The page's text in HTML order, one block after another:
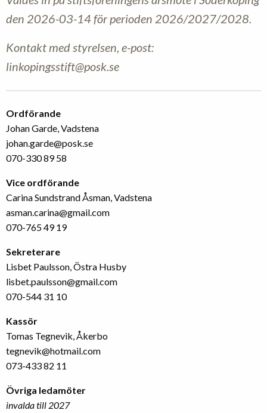
den 2026-03-14 för perioden 2026/2027/2028.
Kontakt med styrelsen, e-post:
linkopingsstift@posk.se
Ordförande
Johan Garde, Vadstena
johan.garde@posk.se
070-330 89 58
Vice ordförande
Carina Sundstrand Åsman, Vadstena
asman.carina@gmail.com
070-765 49 19
Sekreterare
Lisbet Paulsson, Östra Husby
lisbet.paulsson@gmail.com
070-544 31 10
Kassör
Tomas Tegnevik, Åkerbo
tegnevik@hotmail.com
073-433 82 11
Övriga ledamöter
invalda till 2027